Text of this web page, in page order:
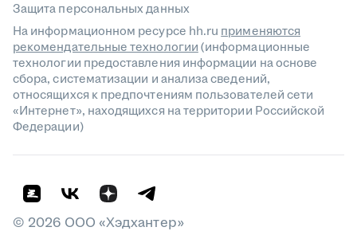
Защита персональных данных
На информационном ресурсе hh.ru применяются
рекомендательные технологии(информационные
технологии предоставления информации на основе
сбора, систематизации и анализа сведений,
относящихся к предпочтениям пользователей сети
«Интернет», находящихся на территории Российской
Федерации)
© 2026 ООО «Хэдхантер»